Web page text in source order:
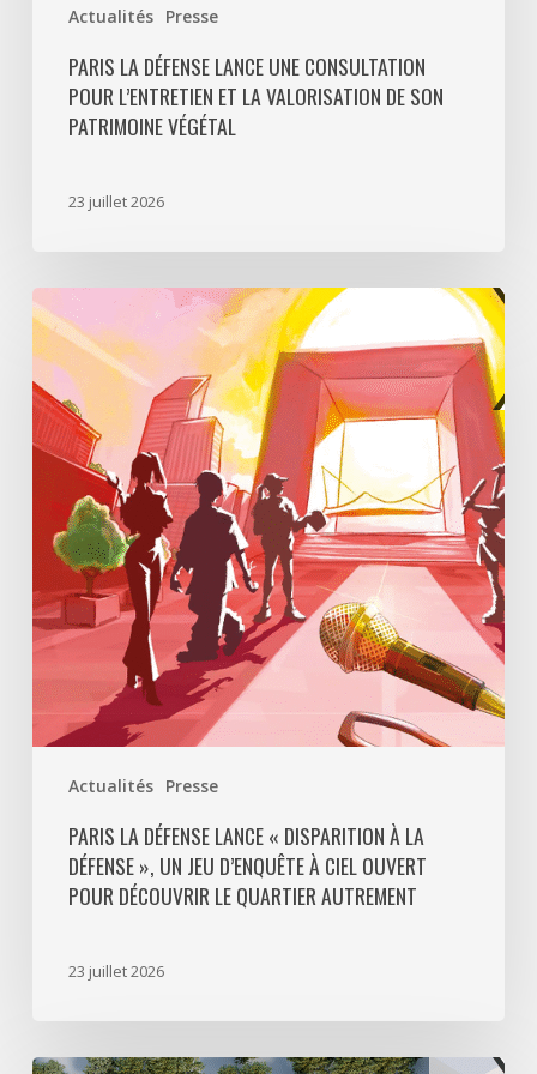
Actualités Presse
PARIS LA DÉFENSE LANCE UNE CONSULTATION
POUR L’ENTRETIEN ET LA VALORISATION DE SON
PATRIMOINE VÉGÉTAL
23 juillet 2026
Actualités Presse
Paris
La
Défense
lance
«
Disparition
Défense
un
jeu
d’enquête
à
ciel
découvrir
quartier
PARIS LA DÉFENSE LANCE « DISPARITION À LA
DÉFENSE », UN JEU D’ENQUÊTE À CIEL OUVERT
POUR DÉCOUVRIR LE QUARTIER AUTREMENT
23 juillet 2026